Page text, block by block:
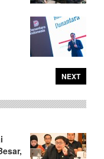
NEXT